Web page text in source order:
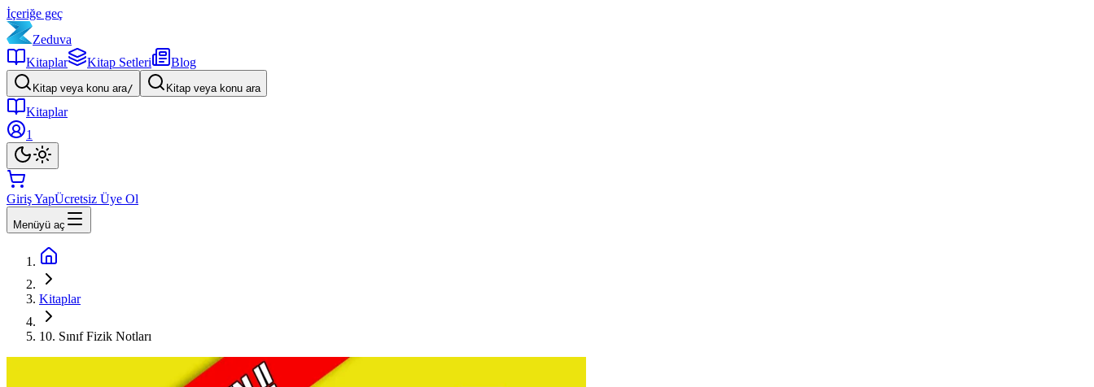
İçeriğe geç
Zeduva
Kitaplar
Kitap Setleri Blog
Kitap veya konu ara/ Kitap veya konu ara
Kitaplar
1
Giriş YapÜcretsiz Üye Ol
Menüyü aç
Kitaplar
10. Sınıf Fizik Notları